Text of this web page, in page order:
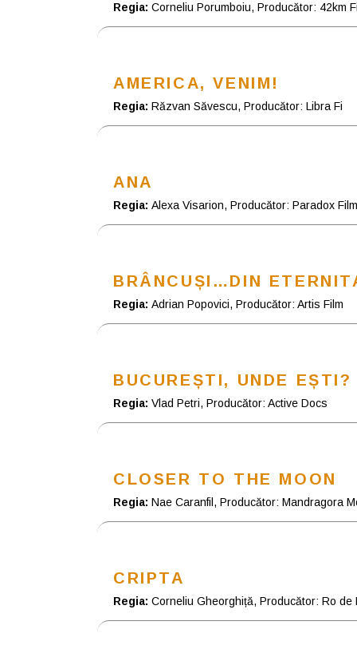
Regia: Corneliu Porumboiu, Producător: 42km
AMERICA, VENIM!
Regia: Răzvan Săvescu, Producător: Libra Fi
ANA
Regia: Alexa Visarion, Producător: Paradox Film
BRÂNCUȘI…DIN
Regia: Adrian Popovici, Producător: Artis Film
BUCUREȘTI, UNDE EȘTI?
Regia: Vlad Petri, Producător: Active Docs
CLOSER TO THE MOON
Regia: Nae Caranfil, Producător: Mandragora
CRIPTA
Regia: Corneliu Gheorghiță, Producător: Ro de